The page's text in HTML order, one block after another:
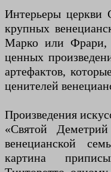
Интерьеры церкви
крупных
Марко или Фрари,
ценных
артефактов,
ценителей
Произведения
«Святой
венецианской
картина